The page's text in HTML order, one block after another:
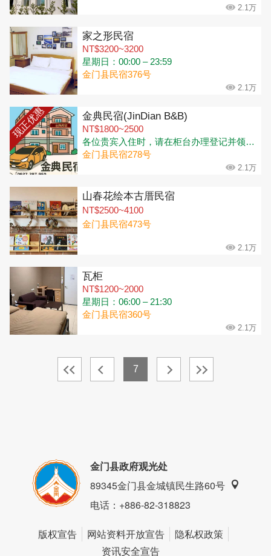
2.1万
家之形民宿
NT$3200~3200
星期日：00:00 – 23:59
金门县民宿376号
2.1万
现正优惠 金典民宿(JinDian B&B)
NT$1800~2500
各位贵宾入住时，请在柜台办理登记并领取钥匙🔑 办理入住时间：下午3:00-晚上10:30 (可寄放行李) 退房时间：上午11:00
金门县民宿278号
2.1万
山春花绘本古厝民宿
NT$2500~4100
金门县民宿473号
2.1万
瓦柜
NT$1200~2000
星期日：06:00 – 21:30
金门县民宿360号
2.1万
7
金门县政府观光处
89345金门县金城镇民生路60号
电话：+886-82-318823
版权宣告 网站资料开放宣告
隐私权政策
资讯安全宣告